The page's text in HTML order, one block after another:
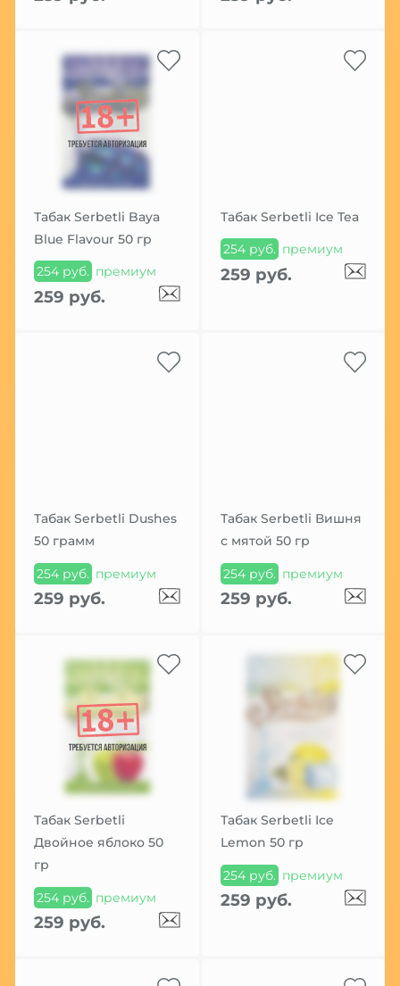
Табак Serbetli Baya
Blue Flavour 50 гр
254 руб. премиум
259 руб.
Табак Serbetli Ice Tea
254 руб. премиум
259 руб.
Табак Serbetli Dushes
50 грамм
254 руб. премиум
259 руб.
Табак Serbetli Вишня
с мятой 50 гр
254 руб. премиум
259 руб.
Табак Serbetli
Двойное яблоко 50
гр
254 руб. премиум
259 руб.
Табак Serbetli Ice
Lemon 50 гр
254 руб. премиум
259 руб.